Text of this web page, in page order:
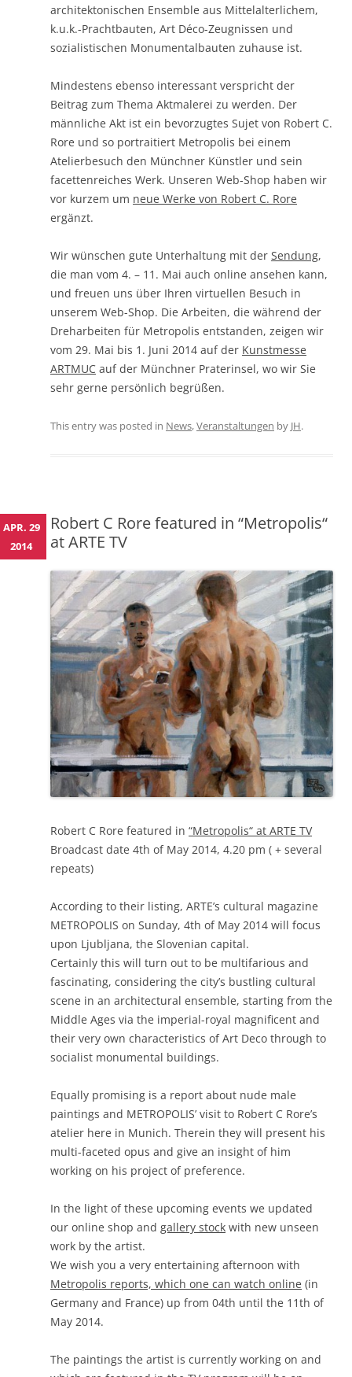
architektonischen Ensemble aus Mittelalterlichem,
k.u.k.-Prachtbauten, Art Déco-Zeugnissen und
sozialistischen Monumentalbauten zuhause ist.
Mindestens ebenso interessant verspricht der
Beitrag zum Thema Aktmalerei zu werden. Der
männliche Akt ist ein bevorzugtes Sujet von Robert C.
Rore und so portraitiert Metropolis bei einem
Atelierbesuch den Münchner Künstler und sein
facettenreiches Werk. Unseren Web-Shop haben wir
vor kurzem um neue Werke von Robert C. Rore
ergänzt.
Wir wünschen gute Unterhaltung mit der Sendung,
die man vom 4. – 11. Mai auch online ansehen kann,
und freuen uns über Ihren virtuellen Besuch in
unserem Web-Shop. Die Arbeiten, die während der
Dreharbeiten für Metropolis entstanden, zeigen wir
vom 29. Mai bis 1. Juni 2014 auf der Kunstmesse
ARTMUC auf der Münchner Praterinsel, wo wir Sie
sehr gerne persönlich begrüßen.
This entry was posted in News,Veranstaltungen by JH.
Robert C Rore featured in “Metropolis“
at ARTE TV
Robert C Rore featured in “Metropolis“ at ARTE TV
Broadcast date 4th of May 2014, 4.20 pm ( + several
repeats)
According to their listing, ARTE’s cultural magazine
METROPOLIS on Sunday, 4th of May 2014 will focus
upon Ljubljana, the Slovenian capital.
Certainly this will turn out to be multifarious and
fascinating, considering the city’s bustling cultural
scene in an architectural ensemble, starting from the
Middle Ages via the imperial-royal magnificent and
their very own characteristics of Art Deco through to
socialist monumental buildings.
Equally promising is a report about nude male
paintings and METROPOLIS’ visit to Robert C Rore’s
atelier here in Munich. Therein they will present his
multi-faceted opus and give an insight of him
working on his project of preference.
In the light of these upcoming events we updated
our online shop and gallery stock with new unseen
work by the artist.
We wish you a very entertaining afternoon with
Metropolis reports, which one can watch online (in
Germany and France) up from 04th until the 11th of
May 2014.
The paintings the artist is currently working on and
APR. 29
2014